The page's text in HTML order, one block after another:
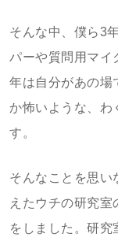
そんな中、僕ら3
パーや質問用マイ
年は自分があの場
か怖いような、わ
す。
そんなことを思い
えたウチの研究
をしました。研究